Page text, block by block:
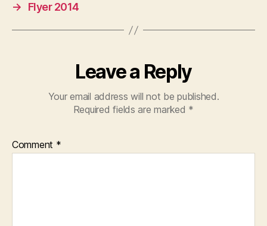
→
Flyer 2014
Leave a Reply
Your email address will not be published.
Required fields are marked *
Comment *